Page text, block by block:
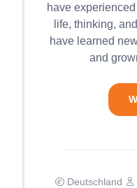
have
life, thinking,
have learned
and
Deutschland